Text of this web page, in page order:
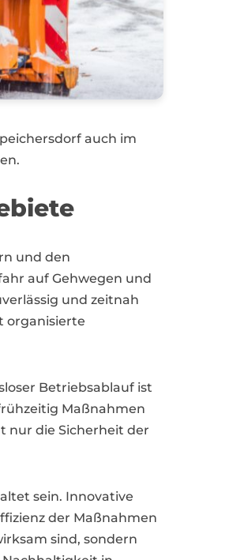
auch im
und den
auf Gehwegen und
und zeitnah
organisierte
Betriebsablauf ist
Maßnahmen
nur die Sicherheit der
sein. Innovative
der Maßnahmen
sind, sondern